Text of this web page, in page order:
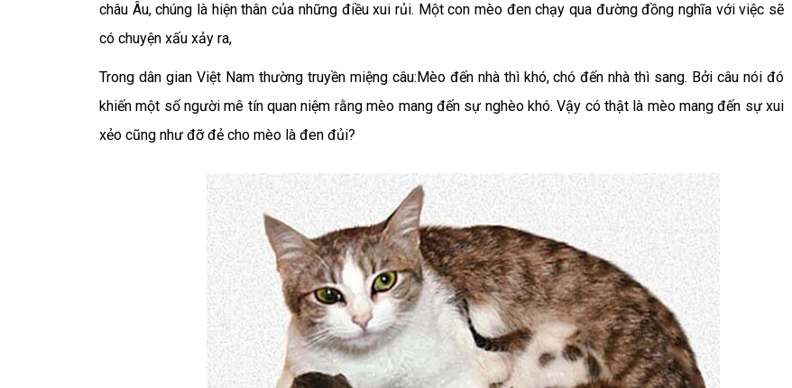
châu Âu, chúng là hiện thân của những điều xui rủi. Một con mèo đen chạy qua đường đồng nghĩa với việc sẽ
có chuyện xấu xảy ra,
Trong dân gian Việt Nam thường truyền miệng câu:Mèo đến nhà thì khó, chó đến nhà thì sang. Bởi câu nói đó
khiến một số người mê tín quan niệm rằng mèo mang đến sự nghèo khó. Vậy có thật là mèo mang đến sự xui
xẻo cũng như đỡ đẻ cho mèo là đen đủi?